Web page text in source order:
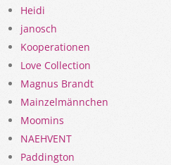
Heidi
janosch
Kooperationen
Love Collection
Magnus Brandt
Mainzelmännchen
Moomins
NAEHVENT
Paddington